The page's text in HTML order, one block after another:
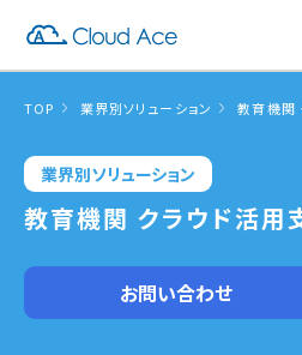
TOP 業界別ソリューション 教育機関
業界別ソリューション
教育機関 クラウド活用
お問い合わせ